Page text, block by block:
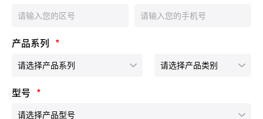
产品系列 *
型号 *